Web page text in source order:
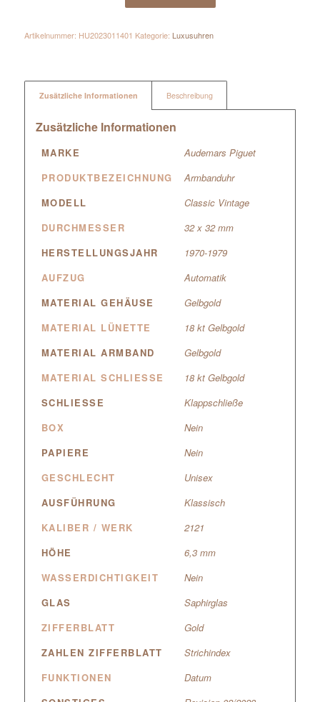
Artikelnummer: HU2023011401 Kategorie: Luxusuhren
Zusätzliche Informationen Beschreibung
Zusätzliche Informationen
MARKE
Audemars Piguet
PRODUKTBEZEICHNUNG
Armbanduhr
MODELL
Classic Vintage
DURCHMESSER
32 x 32 mm
HERSTELLUNGSJAHR
1970-1979
AUFZUG
Automatik
MATERIAL GEHÄUSE
Gelbgold
MATERIAL LÜNETTE
18 kt Gelbgold
MATERIAL ARMBAND
Gelbgold
MATERIAL SCHLIESSE
18 kt Gelbgold
SCHLIESSE
Klappschließe
BOX
Nein
PAPIERE
Nein
GESCHLECHT
Unisex
AUSFÜHRUNG
Klassisch
KALIBER / WERK
2121
HÖHE
6,3 mm
WASSERDICHTIGKEIT
Nein
GLAS
Saphirglas
ZIFFERBLATT
Gold
ZAHLEN ZIFFERBLATT
Strichindex
FUNKTIONEN
Datum